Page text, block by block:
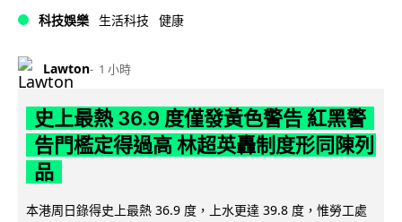
科技娛樂 生活科技 健康
Lawton 1 小時
史上最熱 36.9 度僅發黃色警告 紅黑警
告門檻定得過高 林超英轟制度形同陳列
品
本港周日錄得史上最熱 36.9 度，上水更達 39.8 度，惟勞工處